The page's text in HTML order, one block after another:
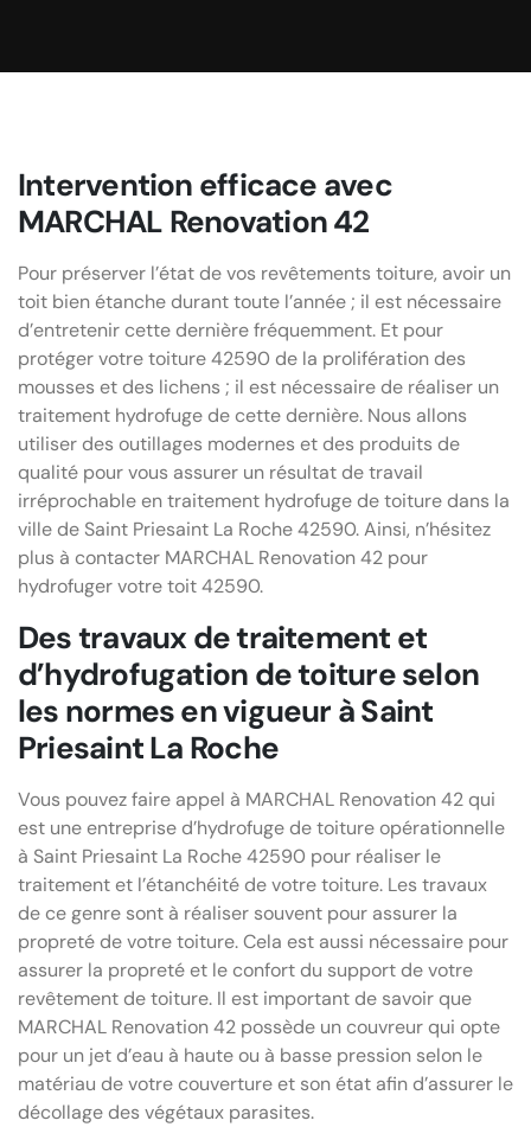
Intervention efficace avec
MARCHAL Renovation 42
Pour préserver l’état de vos revêtements toiture, avoir un
toit bien étanche durant toute l’année ; il est nécessaire
d’entretenir cette dernière fréquemment. Et pour
protéger votre toiture 42590 de la prolifération des
mousses et des lichens ; il est nécessaire de réaliser un
traitement hydrofuge de cette dernière. Nous allons
utiliser des outillages modernes et des produits de
qualité pour vous assurer un résultat de travail
irréprochable en traitement hydrofuge de toiture dans la
ville de Saint Priesaint La Roche 42590. Ainsi, n’hésitez
plus à contacter MARCHAL Renovation 42 pour
hydrofuger votre toit 42590.
Des travaux de traitement et
d’hydrofugation de toiture selon
les normes en vigueur à Saint
Priesaint La Roche
Vous pouvez faire appel à MARCHAL Renovation 42 qui
est une entreprise d’hydrofuge de toiture opérationnelle
à Saint Priesaint La Roche 42590 pour réaliser le
traitement et l’étanchéité de votre toiture. Les travaux
de ce genre sont à réaliser souvent pour assurer la
propreté de votre toiture. Cela est aussi nécessaire pour
assurer la propreté et le confort du support de votre
revêtement de toiture. Il est important de savoir que
MARCHAL Renovation 42 possède un couvreur qui opte
pour un jet d’eau à haute ou à basse pression selon le
matériau de votre couverture et son état afin d’assurer le
décollage des végétaux parasites.